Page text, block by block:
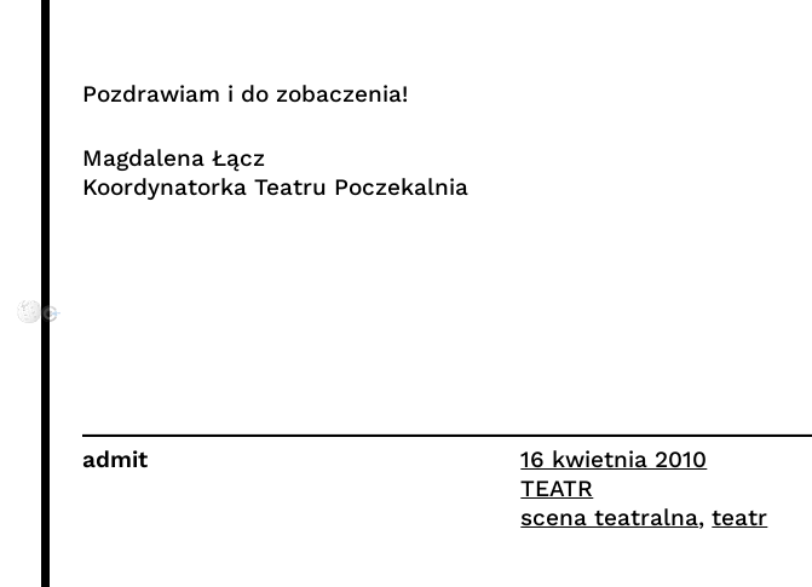
Pozdrawiam i do zobaczenia!
Magdalena Łącz
Koordynatorka Teatru Poczekalnia
admit
16 kwietnia 2010
TEATR
scena teatralna, teatr